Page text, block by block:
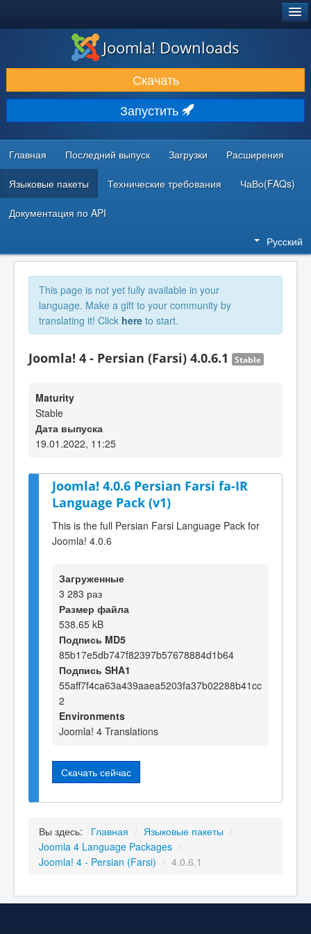
ЗАГРУЗКИ И РАСШИРЕНИЯ
ДОКУМЕНТАЦИЯ И ОБУЧЕНИЕ
СООБЩЕСТВО И ПОДДЕРЖКА
РЕСУРСЫ ДЛЯ РАЗРАБОТЧИКОВ
Joomla! Downloads
Скачать
Запустить
Главная Последний выпуск Загрузки Расширения
Языковые пакеты Технические требования ЧаВо(FAQs)
Документация по API
Русский
This page is not yet fully available in your
language. Make a gift to your community by
translating it! Click here to start.
Joomla! 4 - Persian (Farsi) 4.0.6.1 Stable
Maturity
Stable
Дата выпуска
19.01.2022, 11:25
Joomla! 4.0.6 Persian Farsi fa-IR
Language Pack (v1)
This is the full Persian Farsi Language Pack for
Joomla! 4.0.6
Загруженные
3 283 раз
Размер файла
538.65 kB
Подпись MD5
85b17e5db747f82397b57678884d1b64
Подпись SHA1
55aff7f4ca63a439aaea5203fa37b02288b41cc
2
Environments
Joomla! 4 Translations
Скачать сейчас
Вы здесь: Главная / Языковые пакеты /
Joomla 4 Language Packages /
Joomla! 4 - Persian (Farsi) / 4.0.6.1